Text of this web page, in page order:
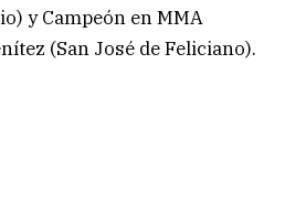
y Campeón en MMA
(San José de Feliciano).